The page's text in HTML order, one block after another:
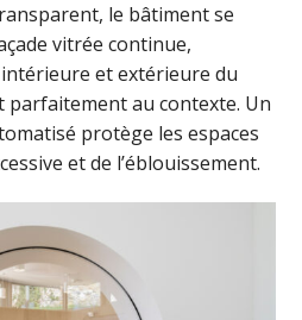
le bâtiment se
vitrée continue,
et extérieure du
parfaitement au contexte. Un
protège les espaces
et de l’éblouissement.